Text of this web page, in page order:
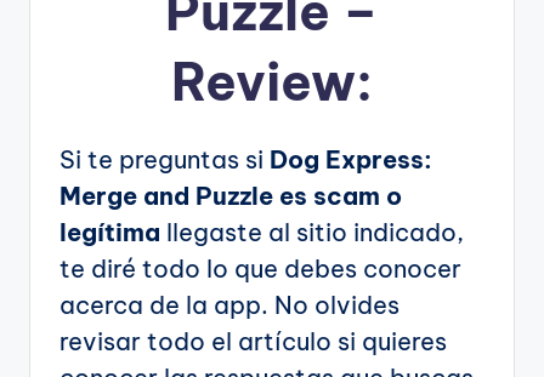
Review:
Si te preguntas si Dog Express:
Merge and Puzzle es scam o
legítima llegaste al sitio indicado,
te diré todo lo que debes conocer
acerca de la app. No olvides
revisar todo el artículo si quieres